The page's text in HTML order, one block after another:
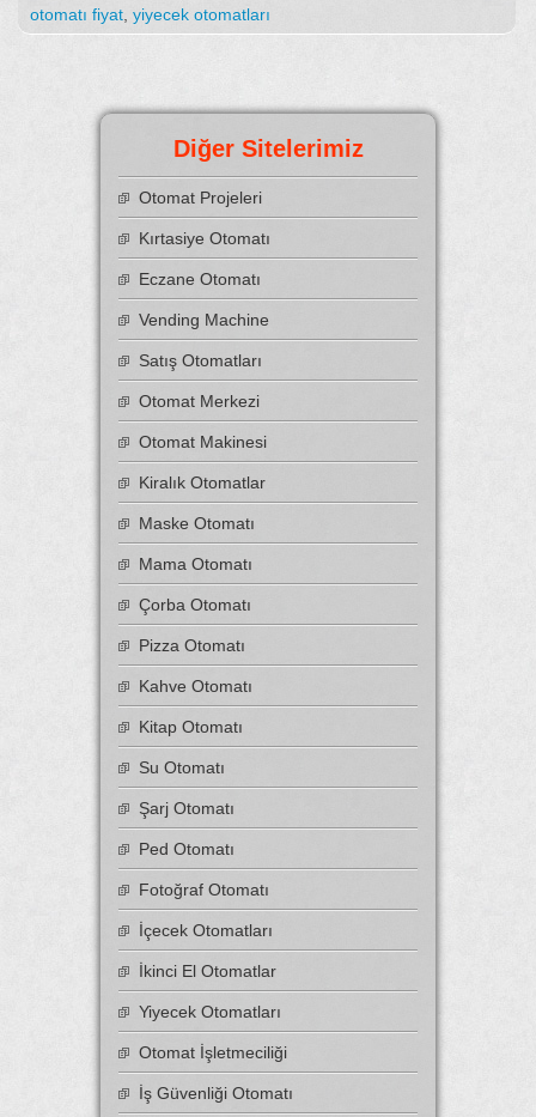
otomatı fiyat, yiyecek otomatları
Diğer Sitelerimiz
Otomat Projeleri
Kırtasiye Otomatı
Eczane Otomatı
Vending Machine
Satış Otomatları
Otomat Merkezi
Otomat Makinesi
Kiralık Otomatlar
Maske Otomatı
Mama Otomatı
Çorba Otomatı
Pizza Otomatı
Kahve Otomatı
Kitap Otomatı
Su Otomatı
Şarj Otomatı
Ped Otomatı
Fotoğraf Otomatı
İçecek Otomatları
İkinci El Otomatlar
Yiyecek Otomatları
Otomat İşletmeciliği
İş Güvenliği Otomatı